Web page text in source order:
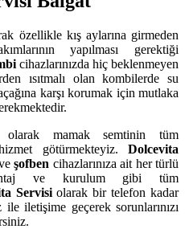
özellikle kış aylarına girmeden
yapılması gerektiği
cihazlarınızda hiç beklenmeyen
ısıtmalı olan kombilerde su
karşı korumak için mutlaka
olarak mamak semtinin tüm
götürmekteyiz. Dolcevita
şofben cihazlarınıza ait her türlü
ve kurulum gibi tüm
Servisiolarak bir telefon kadar
ile iletişime geçerek sorunlarınızı